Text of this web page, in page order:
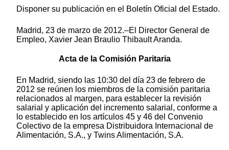
Disponer su publicación en el Boletín Oficial del Estado.
Madrid, 23 de marzo de 2012.–El Director General de
Empleo, Xavier Jean Braulio Thibault Aranda.
Acta de la Comisión Paritaria
En Madrid, siendo las 10:30 del día 23 de febrero de
2012 se reúnen los miembros de la comisión paritaria
relacionados al margen, para establecer la revisión
salarial y aplicación del incremento salarial, conforme a
lo establecido en los artículos 45 y 46 del Convenio
Colectivo de la empresa Distribuidora Internacional de
Alimentación, S.A., y Twins Alimentación, S.A.